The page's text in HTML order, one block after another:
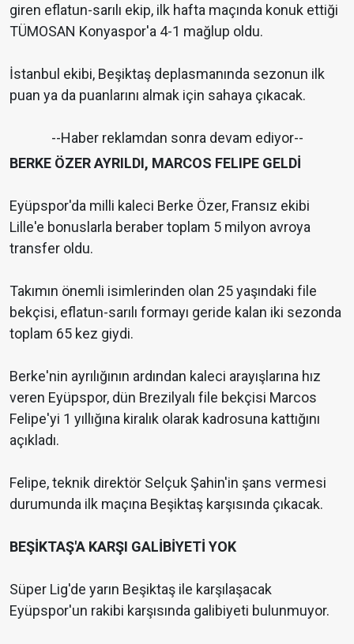
giren eflatun-sarılı ekip, ilk hafta maçında konuk ettiği
TÜMOSAN Konyaspor'a 4-1 mağlup oldu.
İstanbul ekibi, Beşiktaş deplasmanında sezonun ilk
puan ya da puanlarını almak için sahaya çıkacak.
--Haber reklamdan sonra devam ediyor--
BERKE ÖZER AYRILDI, MARCOS FELIPE GELDİ
Eyüpspor'da milli kaleci Berke Özer, Fransız ekibi
Lille'e bonuslarla beraber toplam 5 milyon avroya
transfer oldu.
Takımın önemli isimlerinden olan 25 yaşındaki file
bekçisi, eflatun-sarılı formayı geride kalan iki sezonda
toplam 65 kez giydi.
Berke'nin ayrılığının ardından kaleci arayışlarına hız
veren Eyüpspor, dün Brezilyalı file bekçisi Marcos
Felipe'yi 1 yıllığına kiralık olarak kadrosuna kattığını
açıkladı.
Felipe, teknik direktör Selçuk Şahin'in şans vermesi
durumunda ilk maçına Beşiktaş karşısında çıkacak.
BEŞİKTAŞ'A KARŞI GALİBİYETİ YOK
Süper Lig'de yarın Beşiktaş ile karşılaşacak
Eyüpspor'un rakibi karşısında galibiyeti bulunmuyor.